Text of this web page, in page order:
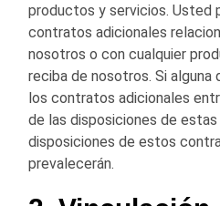
productos y servicios. Usted
contratos adicionales
nosotros o con cualquier
reciba de nosotros. Si alguna
los contratos adicionales
de las disposiciones de estas
disposiciones de estos
prevalecerán.